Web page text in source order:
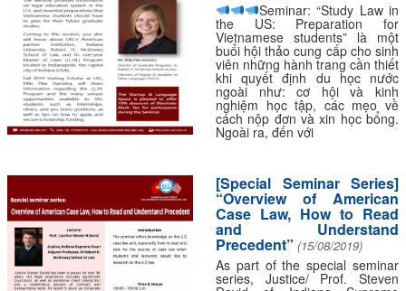
Seminar: “Study Law in
the US: Preparation for
Vietnamese students” là một
buổi hội thảo cung cấp cho sinh
viên những hành trang cần thiết
khi quyết định du học nước
ngoài như: cơ hội và kinh
nghiệm học tập, các mẹo về
cách nộp đơn và xin học bổng.
Ngoài ra, đến với
[Special Seminar Series]
“Overview of American
Case Law, How to Read
and Understand
Precedent” (15/08/2019)
As part of the special seminar
series, Justice/ Prof. Steven